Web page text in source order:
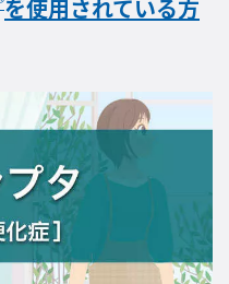
を使用されている方